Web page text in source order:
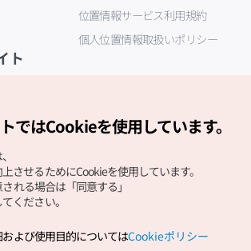
位置情報サービス利用規約
個人位置情報取扱いポリシー
ト
Tourism Organization All Rights
ではCookieを使用しています。
させるためにCookieを使用しています。
れる場合は「同意する」
ください。
よび使用目的についてはCookieポリシー